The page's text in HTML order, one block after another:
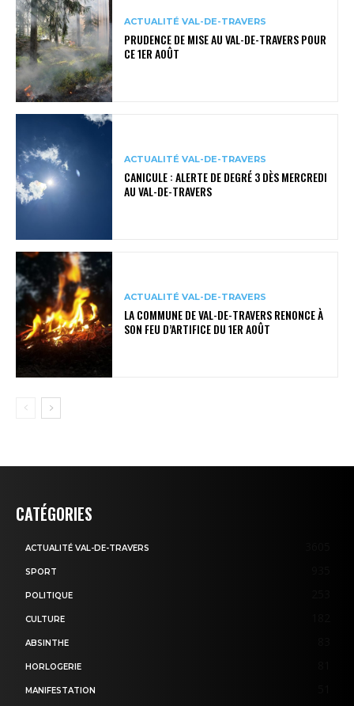
ACTUALITÉ VAL-DE-TRAVERS
PRUDENCE DE MISE AU VAL-DE-TRAVERS POUR
CE 1ER AOÛT
ACTUALITÉ VAL-DE-TRAVERS
CANICULE : ALERTE DE DEGRÉ 3 DÈS MERCREDI
AU VAL-DE-TRAVERS
ACTUALITÉ VAL-DE-TRAVERS
LA COMMUNE DE VAL-DE-TRAVERS RENONCE À
SON FEU D’ARTIFICE DU 1ER AOÛT
CATÉGORIES
ACTUALITÉ VAL-DE-TRAVERS
SPORT
POLITIQUE
CULTURE
ABSINTHE
HORLOGERIE
MANIFESTATION